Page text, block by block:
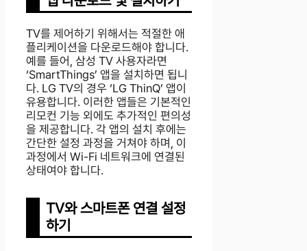
TV를 제어하기 위해서는 적절한 애
플리케이션을 다운로드해야 합니다.
예를 들어, 삼성 TV 사용자라면
‘SmartThings’ 앱을 설치하면 됩니
다. LG TV의 경우 ‘LG ThinQ’ 앱이
유용합니다. 이러한 앱들은 기본적인
리모컨 기능 외에도 추가적인 편의성
을 제공합니다. 각 앱의 설치 후에는
간단한 설정 과정을 거쳐야 하며, 이
과정에서 Wi-Fi 네트워크에 연결된
상태여야 합니다.
TV와 스마트폰 연결 설정
하기